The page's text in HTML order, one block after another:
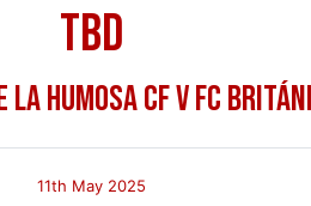
TBD
la Humosa CF v FC
11th May 2025